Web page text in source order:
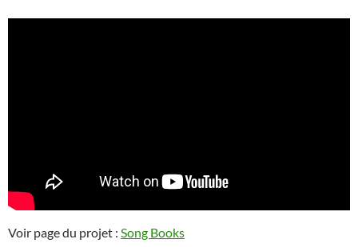
Voir page du projet : Song Books